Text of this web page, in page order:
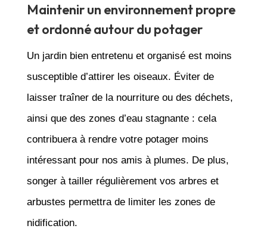
Maintenir un environnement propre
et ordonné autour du potager
Un jardin bien entretenu et organisé est moins
susceptible d’attirer les oiseaux. Éviter de
laisser traîner de la nourriture ou des déchets,
ainsi que des zones d’eau stagnante : cela
contribuera à rendre votre potager moins
intéressant pour nos amis à plumes. De plus,
songer à tailler régulièrement vos arbres et
arbustes permettra de limiter les zones de
nidification.